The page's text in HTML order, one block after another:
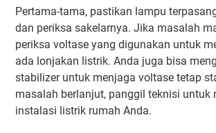
Pertama-tama, pastikan lampu
dan periksa sakelarnya. Jika masalah
periksa voltase yang digunakan untuk
ada lonjakan listrik. Anda juga bisa
stabilizer untuk menjaga voltase tetap
masalah berlanjut, panggil teknisi untuk
instalasi listrik rumah Anda.